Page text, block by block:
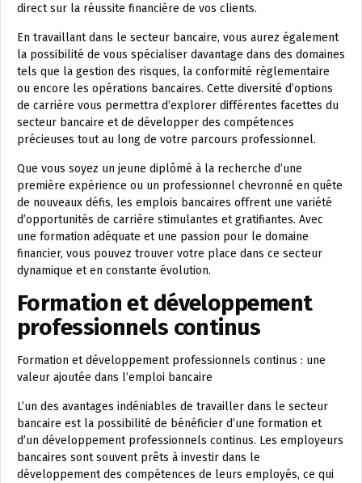
direct sur la réussite financière de vos clients.
En travaillant dans le secteur bancaire, vous aurez également
la possibilité de vous spécialiser davantage dans des domaines
tels que la gestion des risques, la conformité réglementaire
ou encore les opérations bancaires. Cette diversité d’options
de carrière vous permettra d’explorer différentes facettes du
secteur bancaire et de développer des compétences
précieuses tout au long de votre parcours professionnel.
Que vous soyez un jeune diplômé à la recherche d’une
première expérience ou un professionnel chevronné en quête
de nouveaux défis, les emplois bancaires offrent une variété
d’opportunités de carrière stimulantes et gratifiantes. Avec
une formation adéquate et une passion pour le domaine
financier, vous pouvez trouver votre place dans ce secteur
dynamique et en constante évolution.
Formation et développement
professionnels continus
Formation et développement professionnels continus : une
valeur ajoutée dans l’emploi bancaire
L’un des avantages indéniables de travailler dans le secteur
bancaire est la possibilité de bénéficier d’une formation et
d’un développement professionnels continus. Les employeurs
bancaires sont souvent prêts à investir dans le
développement des compétences de leurs employés, ce qui